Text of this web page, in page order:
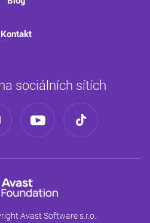
Kontakt
sociálních sítích
Avast Software s.r.o.